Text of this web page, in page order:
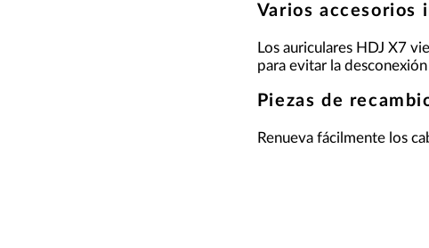
Varios accesorios
Los auriculares HDJ X7
para evitar la
Piezas de
Renueva fácilmente los